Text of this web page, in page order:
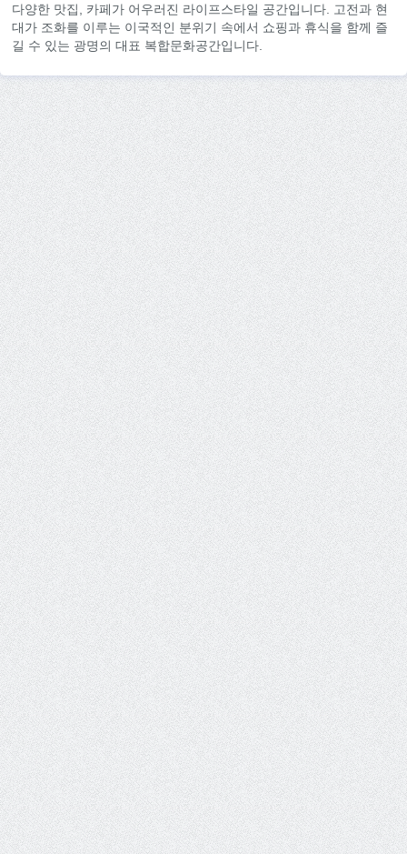
다양한 맛집, 카페가 어우러진 라이프스타일 공간입니다. 고전과 현
대가 조화를 이루는 이국적인 분위기 속에서 쇼핑과 휴식을 함께 즐
길 수 있는 광명의 대표 복합문화공간입니다.